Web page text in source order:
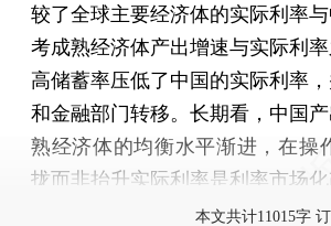
较了全球主要经济体的实际利率
考成熟经济体产出增速与实际利
高储蓄率压低了中国的实际利率
和金融部门转移。长期看，中国
熟经济体的均衡水平渐进，在操
拢而非抬升实际利率是利率市场化
本文共计11015字